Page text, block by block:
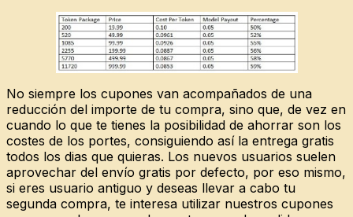
No siempre los cupones van acompañados de una
reducción del importe de tu compra, sino que, de vez en
cuando lo que te tienes la posibilidad de ahorrar son los
costes de los portes, consiguiendo así la entrega gratis
todos los dias que quieras. Los nuevos usuarios suelen
aprovechar del envío gratis por defecto, por eso mismo,
si eres usuario antiguo y deseas llevar a cabo tu
segunda compra, te interesa utilizar nuestros cupones